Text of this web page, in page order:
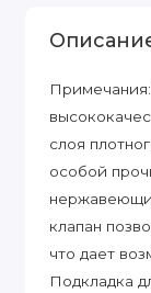
слоя
особой
клапан
что дает
Подкладка